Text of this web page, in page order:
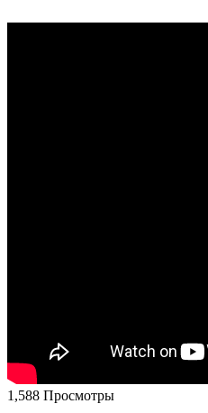
1,588 Просмотры